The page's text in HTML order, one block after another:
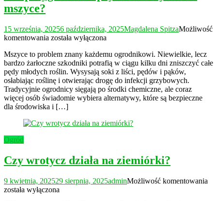
mszyce?
15 września, 20256 października, 2025Magdalena SpitzaMożliwość
komentowania Jak
oprysk
z
wrotyczu
na
mszyce?
została wyłączona
Mszyce to problem znany każdemu ogrodnikowi. Niewielkie, lecz
bardzo żarłoczne szkodniki potrafią w ciągu kilku dni zniszczyć całe
pędy młodych roślin. Wysysają soki z liści, pędów i pąków,
osłabiając roślinę i otwierając drogę do infekcji grzybowych.
Tradycyjnie ogrodnicy sięgają po środki chemiczne, ale coraz
więcej osób świadomie wybiera alternatywy, które są bezpieczne
dla środowiska i […]
Ogród
Czy wrotycz działa na ziemiórki?
9 kwietnia, 202529 sierpnia, 2025adminMożliwość komentowania
została wyłączona